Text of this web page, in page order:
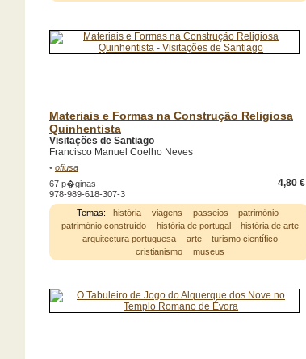
Materiais e Formas na Construção Religiosa
Quinhentista
Visitações de Santiago
Francisco Manuel Coelho Neves
• ofiusa
4,80 €
67 p�ginas
978-989-618-307-3
Temas:
história viagens passeios
património
património construído
história de portugal
história de arte
arquitectura portuguesa
arte
turismo científico
cristianismo
museus